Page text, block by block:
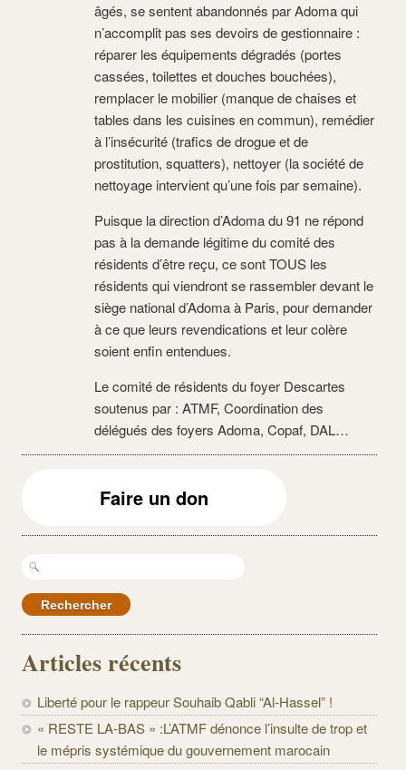
âgés, se sentent abandonnés par Adoma qui
n’accomplit pas ses devoirs de gestionnaire :
réparer les équipements dégradés (portes
cassées, toilettes et douches bouchées),
remplacer le mobilier (manque de chaises et
tables dans les cuisines en commun), remédier
à l’insécurité (trafics de drogue et de
prostitution, squatters), nettoyer (la société de
nettoyage intervient qu’une fois par semaine).
Puisque la direction d’Adoma du 91 ne répond
pas à la demande légitime du comité des
résidents d’être reçu, ce sont TOUS les
résidents qui viendront se rassembler devant le
siège national d’Adoma à Paris, pour demander
à ce que leurs revendications et leur colère
soient enfin entendues.
Le comité de résidents du foyer Descartes
soutenus par : ATMF, Coordination des
délégués des foyers Adoma, Copaf, DAL…
Faire un don
Rechercher :
Articles récents
Liberté pour le rappeur Souhaib Qabli “Al-Hassel” !
« RESTE LA-BAS » :L’ATMF dénonce l’insulte de trop et
le mépris systémique du gouvernement marocain